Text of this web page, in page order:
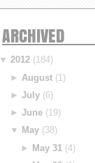
ARCHIVED
▼2012 (184)
► August(1)
► July(6)
► June(19)
▼ May(38)
► May 31 (4)